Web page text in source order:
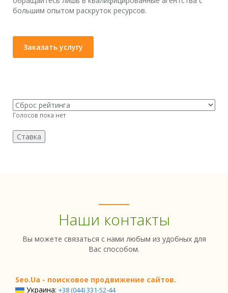
большим опытом раскруток ресурсов.
Заказать услугу
Голосов пока нет
Наши контакты
Вы можете связаться с нами любым из удобных для
Вас способом.
Seo.Ua - поисковое продвижение сайтов.
Украина: +38 (044) 331-52-44